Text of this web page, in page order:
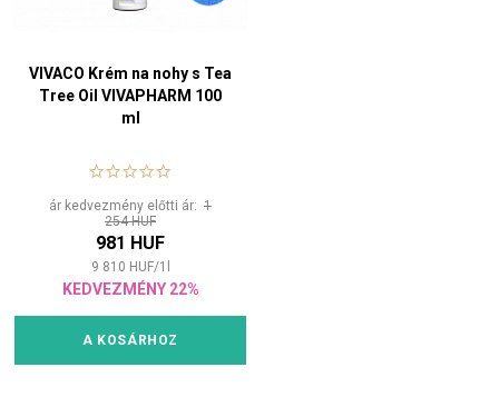
VIVACO Krém na nohy s Tea
Tree Oil VIVAPHARM 100
ml
ár kedvezmény előtti ár: 1
254 HUF
981 HUF
9 810 HUF/1
KEDVEZMÉNY 22%
A KOSÁRHOZ